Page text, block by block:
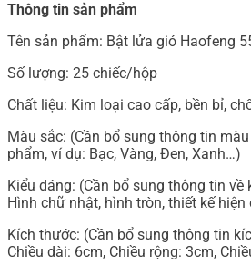
Thông tin sản phẩm
Tên sản phẩm: Bật lửa gió Haofeng
Số lượng: 25 chiếc/hộp
Chất liệu: Kim loại cao cấp, bền bỉ,
Màu sắc: (Cần bổ sung thông tin
phẩm, ví dụ: Bạc, Vàng, Đen, Xanh…)
Kiểu dáng: (Cần bổ sung thông tin về
Hình chữ nhật, hình tròn, thiết kế
Kích thước: (Cần bổ sung thông tin
Chiều dài: 6cm, Chiều rộng: 3cm,